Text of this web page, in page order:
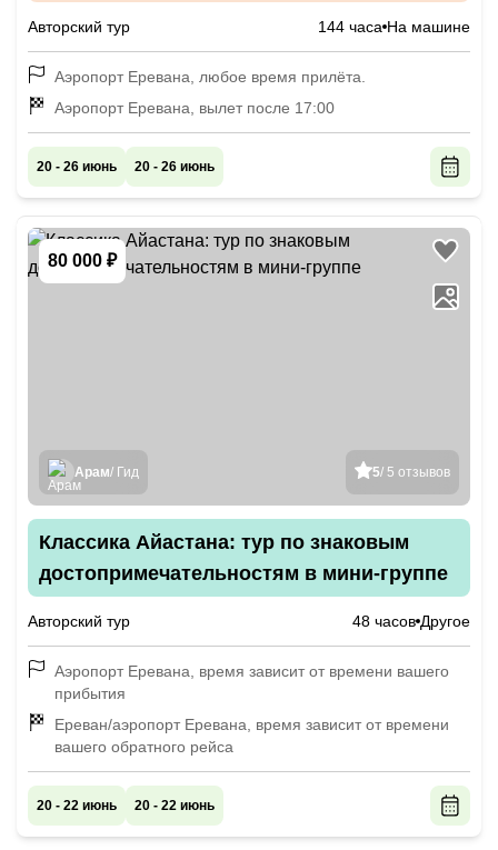
Авторский тур 144 часа На машине
Аэропорт Еревана, любое время прилёта.
Аэропорт Еревана, вылет после 17:00
20 - 26 июнь 20 - 26 июнь
80 000 ₽
5/ 5 отзывов
Арам/ Гид
Классика Айастана: тур по знаковым
достопримечательностям в мини-группе
Авторский тур 48 часов Другое
Аэропорт Еревана, время зависит от времени вашего
прибытия
Ереван/аэропорт Еревана, время зависит от времени
вашего обратного рейса
20 - 22 июнь 20 - 22 июнь